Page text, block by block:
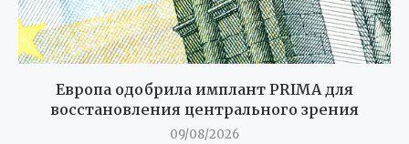
Европа одобрила имплант PRIMA для
восстановления центрального зрения
09/08/2026